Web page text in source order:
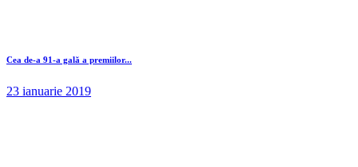
Cea de-a 91-a gală a premiilor...
23 ianuarie 2019